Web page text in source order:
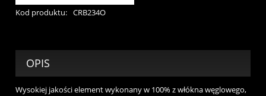
Kod produktu: CRB234O
OPIS
Wysokiej jakości element wykonany w 100% z włókna węglowego,